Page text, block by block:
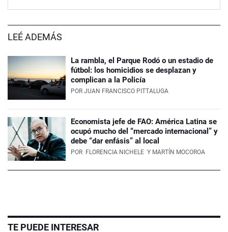
LEÉ ADEMÁS
La rambla, el Parque Rodó o un estadio de
fútbol: los homicidios se desplazan y
complican a la Policía
POR JUAN FRANCISCO PITTALUGA
Economista jefe de FAO: América Latina se
ocupó mucho del “mercado internacional” y
debe “dar enfásis” al local
POR FLORENCIA NICHELE Y MARTÍN MOCOROA
TE PUEDE INTERESAR